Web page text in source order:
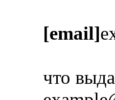
[email]
что